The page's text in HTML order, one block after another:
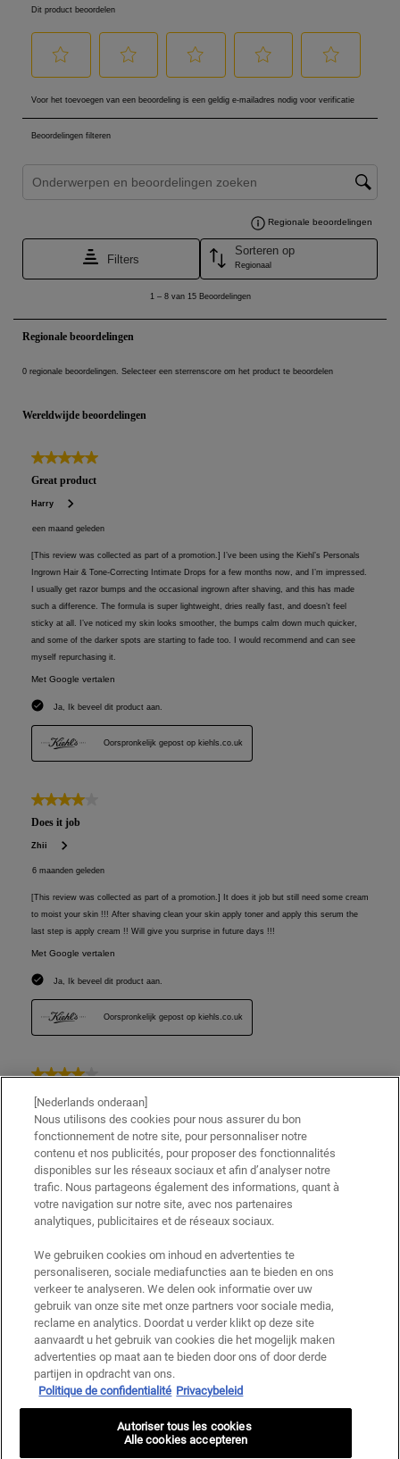
[Nederlands onderaan]
Nous utilisons des cookies pour nous assurer du bon
fonctionnement de notre site, pour personnaliser notre
contenu et nos publicités, pour proposer des fonctionnalités
disponibles sur les réseaux sociaux et afin d’analyser notre
trafic. Nous partageons également des informations, quant à
votre navigation sur notre site, avec nos partenaires
analytiques, publicitaires et de réseaux sociaux.
We gebruiken cookies om inhoud en advertenties te
personaliseren, sociale mediafuncties aan te bieden en ons
verkeer te analyseren. We delen ook informatie over uw
gebruik van onze site met onze partners voor sociale media,
reclame en analytics. Doordat u verder klikt op deze site
aanvaardt u het gebruik van cookies die het mogelijk maken
advertenties op maat aan te bieden door ons of door derde
partijen in opdracht van ons.
Politique de confidentialité Privacybeleid
Autoriser tous les cookies
Alle cookies accepteren